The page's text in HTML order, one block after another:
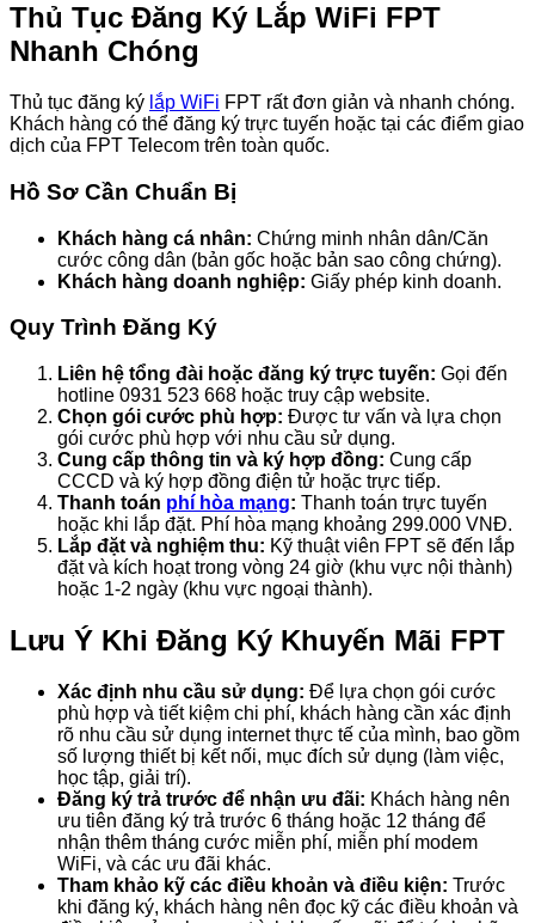
Thủ Tục Đăng Ký Lắp WiFi FPT
Nhanh Chóng
Thủ tục đăng ký lắp WiFi FPT rất đơn giản và nhanh chóng.
Khách hàng có thể đăng ký trực tuyến hoặc tại các điểm giao
dịch của FPT Telecom trên toàn quốc.
Hồ Sơ Cần Chuẩn Bị
Khách hàng cá nhân: Chứng minh nhân dân/Căn
cước công dân (bản gốc hoặc bản sao công chứng).
Khách hàng doanh nghiệp: Giấy phép kinh doanh.
Quy Trình Đăng Ký
Liên hệ tổng đài hoặc đăng ký trực tuyến: Gọi đến
hotline 0931 523 668 hoặc truy cập website.
Chọn gói cước phù hợp: Được tư vấn và lựa chọn
gói cước phù hợp với nhu cầu sử dụng.
Cung cấp thông tin và ký hợp đồng: Cung cấp
CCCD và ký hợp đồng điện tử hoặc trực tiếp.
Thanh toán phí hòa mạng: Thanh toán trực tuyến
hoặc khi lắp đặt. Phí hòa mạng khoảng 299.000 VNĐ.
Lắp đặt và nghiệm thu: Kỹ thuật viên FPT sẽ đến lắp
đặt và kích hoạt trong vòng 24 giờ (khu vực nội thành)
hoặc 1-2 ngày (khu vực ngoại thành).
Lưu Ý Khi Đăng Ký Khuyến Mãi FPT
Xác định nhu cầu sử dụng: Để lựa chọn gói cước
phù hợp và tiết kiệm chi phí, khách hàng cần xác định
rõ nhu cầu sử dụng internet thực tế của mình, bao gồm
số lượng thiết bị kết nối, mục đích sử dụng (làm việc,
học tập, giải trí).
Đăng ký trả trước để nhận ưu đãi: Khách hàng nên
ưu tiên đăng ký trả trước 6 tháng hoặc 12 tháng để
nhận thêm tháng cước miễn phí, miễn phí modem
WiFi, và các ưu đãi khác.
Tham khảo kỹ các điều khoản và điều kiện: Trước
khi đăng ký, khách hàng nên đọc kỹ các điều khoản và